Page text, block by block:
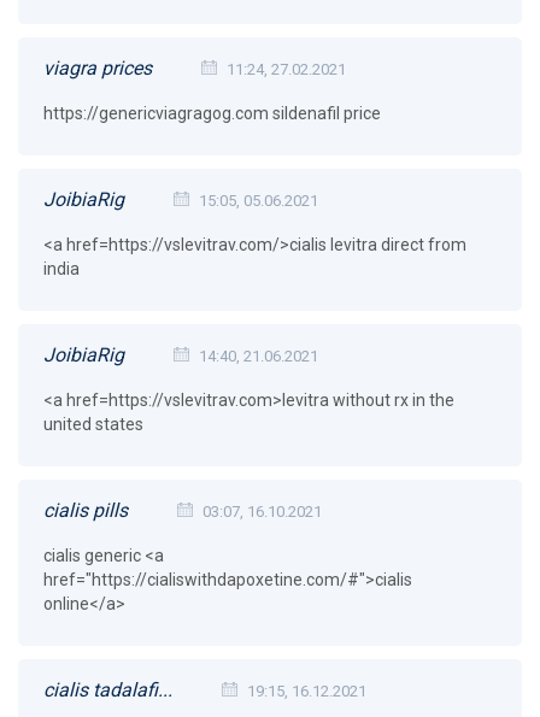
viagra prices 11:24, 27.02.2021
https://genericviagragog.com sildenafil price
JoibiaRig 15:05, 05.06.2021
<a href=https://vslevitrav.com/>cialis levitra direct from
india
JoibiaRig 14:40, 21.06.2021
<a href=https://vslevitrav.com>levitra without rx in the
united states
cialis pills 03:07, 16.10.2021
cialis generic <a
href="https://cialiswithdapoxetine.com/#">cialis
online</a>
cialis tadalafi... 19:15, 16.12.2021